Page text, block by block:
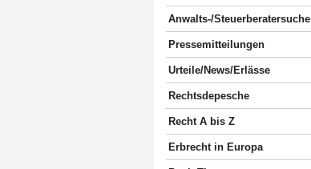
Anwalts-/Steuerberatersuche
Pressemitteilungen
Urteile/News/Erlässe
Rechtsdepesche
Recht A bis Z
Erbrecht in Europa